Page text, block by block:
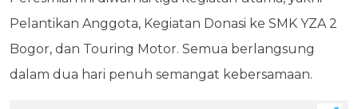
Pelantikan Anggota, Kegiatan Donasi ke SMK YZA 2
Bogor, dan Touring Motor. Semua berlangsung
dalam dua hari penuh semangat kebersamaan.